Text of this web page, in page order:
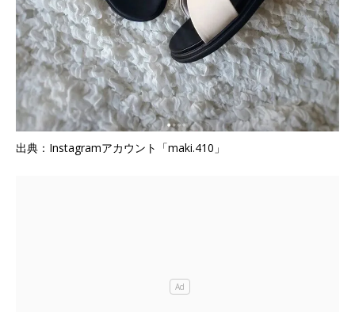
出典：Instagramアカウント「maki.410」